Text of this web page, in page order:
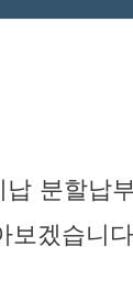
분할납
보겠습니